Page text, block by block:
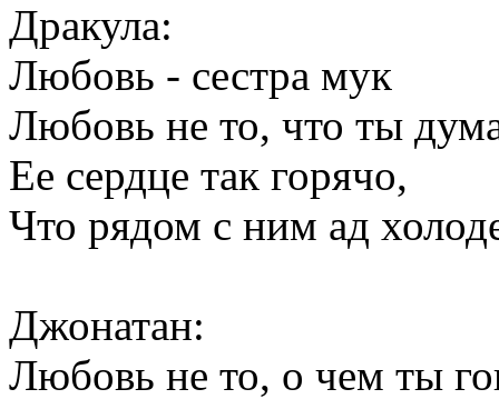
Дракула:
Любовь - сестра мук
Любовь не то, что ты
Ее сердце так горячо,
Что рядом с ним ад
Джонатан:
Любовь не то, о чем ты